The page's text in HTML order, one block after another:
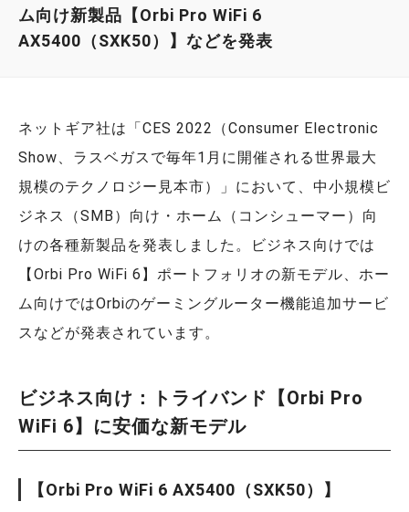
ム向け新製品【Orbi Pro WiFi 6
AX5400（SXK50）】などを発表
ネットギア社は「CES 2022（Consumer Electronic
Show、ラスベガスで毎年1月に開催される世界最大
規模のテクノロジー見本市）
」において、中小規模ビ
ジネス（SMB）向け・ホーム（コンシューマー）向
けの各種新製品を発表しました。ビジネス向けでは
【Orbi Pro WiFi 6】ポートフォリオの新モデル、ホー
ム向けではOrbiのゲーミングルーター機能追加サービ
スなどが発表されています。
ビジネス向け：トライバンド【Orbi Pro
WiFi 6】に安価な新モデル
【Orbi Pro WiFi 6 AX5400（SXK50）】